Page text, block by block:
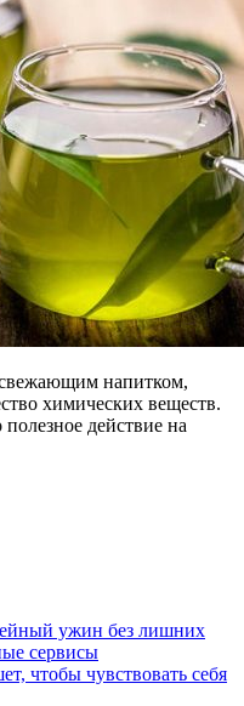
напитком,
химических веществ.
действие на
ужин без лишних
сервисы
чтобы чувствовать себя